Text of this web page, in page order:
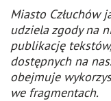
Miasto Człuchów
udziela zgody na
publikację
dostępnych na
obejmuje
we fragmentach.